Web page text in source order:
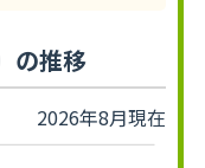
の推移
2026年8月現在